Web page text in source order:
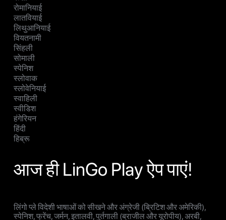
रोमानियाई
लातवियाई
लिथुआनियाई
वियतनामी
सिंहली
सोमाली
स्पेनिश
स्लोवाक
स्लोवेनियाई
स्वाहिली
स्वीडिश
हंगेरियन
हिंदी
हिब्रू
आज ही LinGo Play ऐप पाएं!
लिंगो प्ले विदेशी भाषाओं को सीखने और अंग्रेजी (ब्रिटिश और अमेरिकी),
स्पेनिश, फ्रेंच, जर्मन, इतालवी, पुर्तगाली (ब्राजील और यूरोपीय), अरबी,